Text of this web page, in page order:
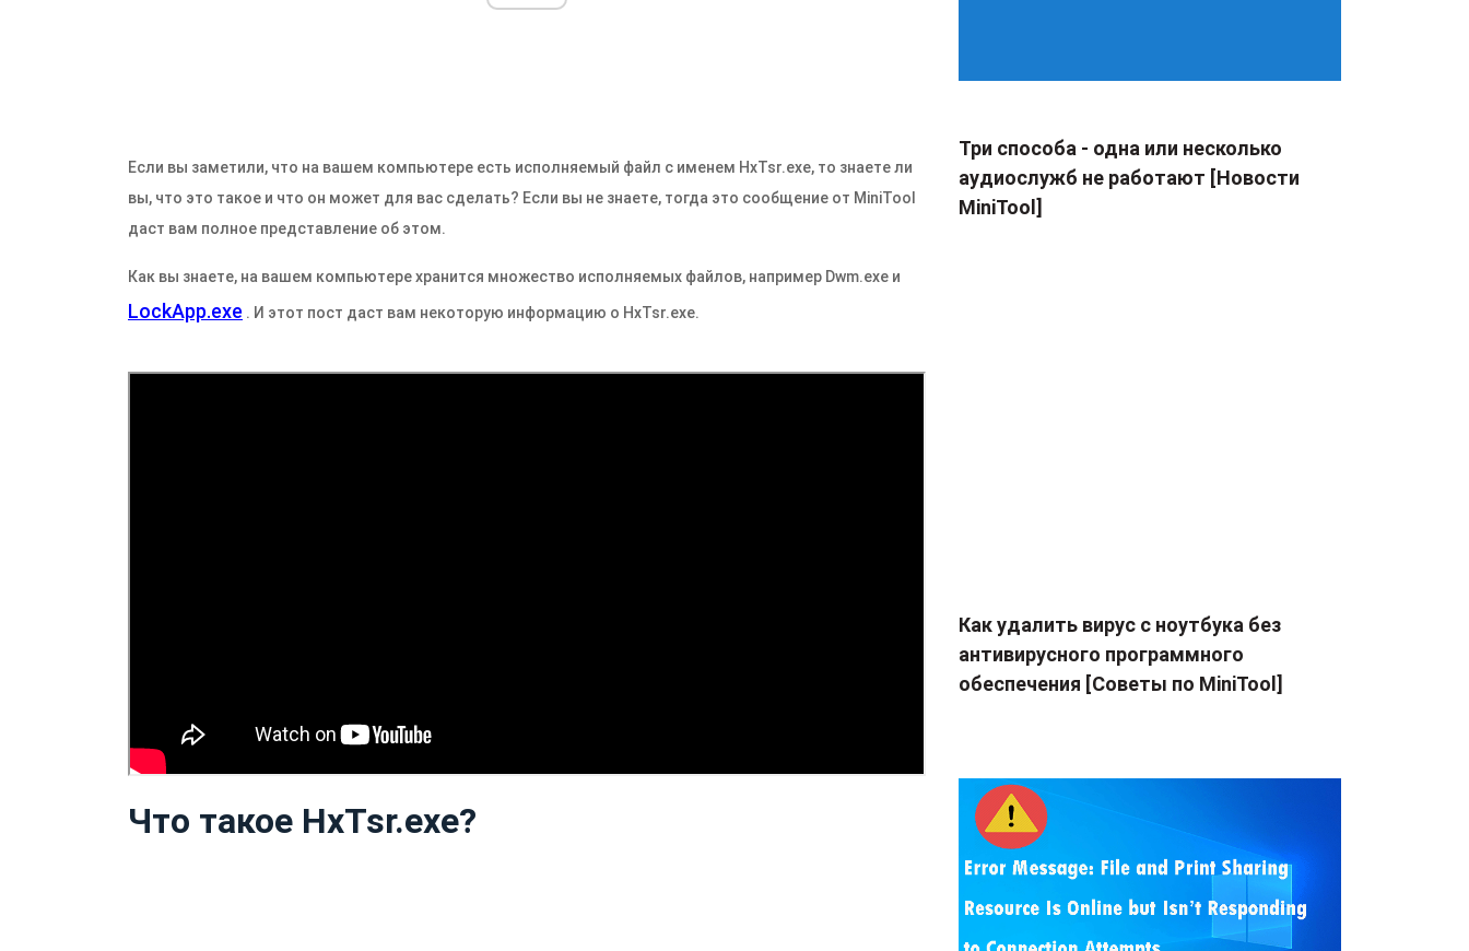
Если вы заметили, что на вашем компьютере есть исполняемый файл с именем HxTsr.exe, то знаете ли
вы, что это такое и что он может для вас сделать? Если вы не знаете, тогда это сообщение от MiniTool
даст вам полное представление об этом.
Как вы знаете, на вашем компьютере хранится множество исполняемых файлов, например Dwm.exe и
LockApp.exe . И этот пост даст вам некоторую информацию о HxTsr.exe.
Что такое HxTsr.exe?
Три способа - одна или несколько
аудиослужб не работают [Новости
MiniTool]
Как удалить вирус с ноутбука без
антивирусного программного
обеспечения [Советы по MiniTool]